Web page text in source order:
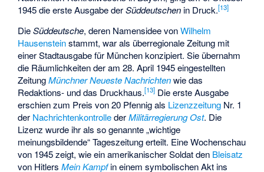
1945 die erste Ausgabe derSüddeutschen in Druck.[13]
DieSüddeutsche, deren Namensidee vonWilhelm
Hausensteinstammt, war als überregionale Zeitung mit
einer Stadtausgabe für München konzipiert. Sie übernahm
die Räumlichkeiten der am 28. April 1945 eingestellten
ZeitungMünchner Neueste Nachrichtenwie das
Redaktions- und das Druckhaus.[13] Die erste Ausgabe
erschien zum Preis von 20 Pfennig als Lizenzzeitung Nr. 1
der NachrichtenkontrollederMilitärregierung Ost. Die
Lizenz wurde ihr als so genannte „wichtige
meinungsbildende“ Tageszeitung erteilt. Eine Wochenschau
von 1945 zeigt, wie ein amerikanischer Soldat den Bleisatz
von HitlersMein Kampfin einem symbolischen Akt ins